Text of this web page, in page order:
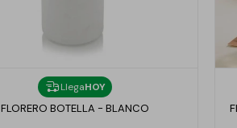
LlegaHOY
FLORERO BOTELLA - BLANCO